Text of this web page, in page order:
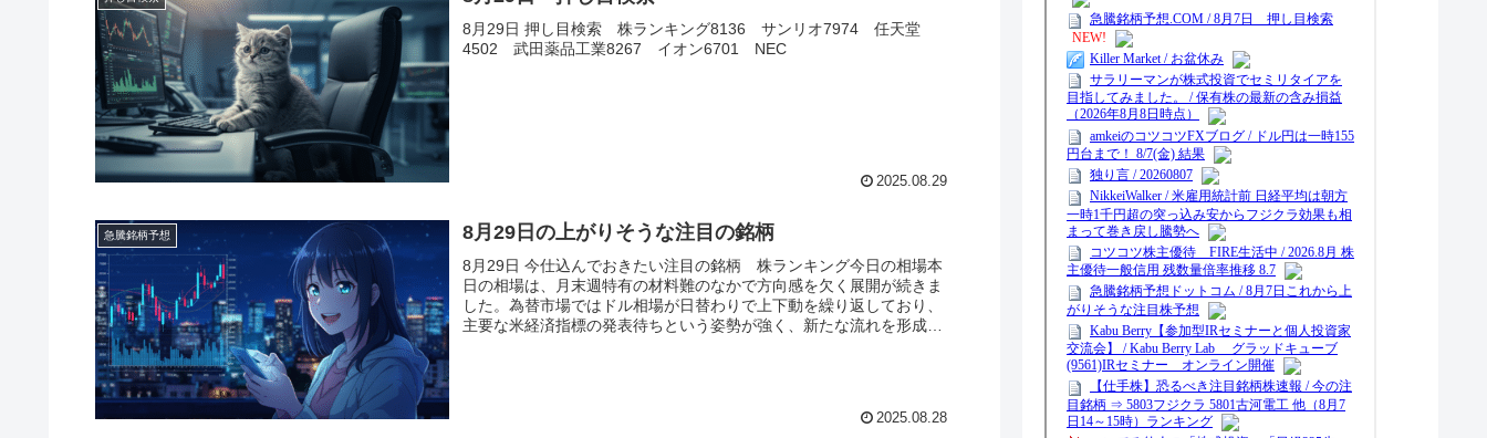
8月29日 押し目検索 株ランキング8136 サンリオ7974 任天堂
4502 武田薬品工業8267 イオン6701 NEC
2025.08.29
急騰銘柄予想 8月29日の上がりそうな注目の銘柄
8月29日 今仕込んでおきたい注目の銘柄 株ランキング今日の相場本
日の相場は、月末週特有の材料難のなかで方向感を欠く展開が続きま
した。為替市場ではドル相場が日替わりで上下動を繰り返しており、
主要な米経済指標の発表待ちという姿勢が強く、新たな流れを形成す
2025.08.28